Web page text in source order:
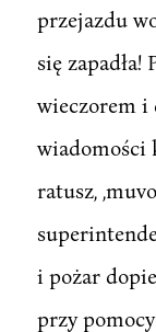
przejazdu
się zapadła!
wieczorem i
wiadomości
ratusz,
i pożar
przy